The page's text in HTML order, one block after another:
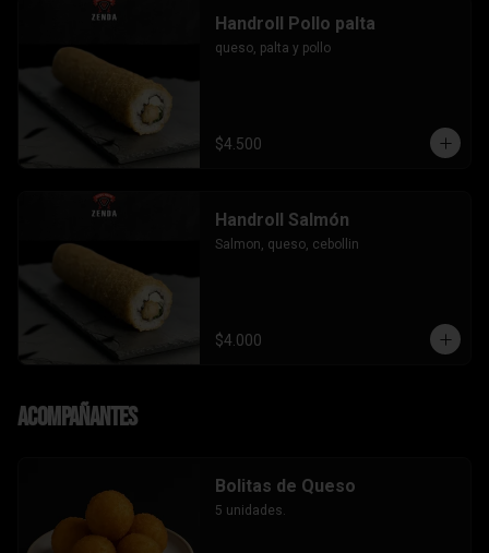
Handroll Pollo palta
queso, palta y pollo
$4.500
Handroll Salmón
Salmon, queso, cebollin
$4.000
Acompañantes
Bolitas de Queso
5 unidades.